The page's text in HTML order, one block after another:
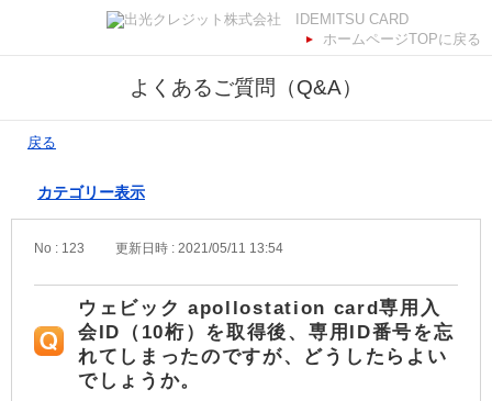
ホームページTOPに戻る
よくあるご質問（Q&A）
戻る
カテゴリー表示
No : 123 更新日時 : 2021/05/11 13:54
ウェビック apollostation card専用入
会ID（10桁）を取得後、専用ID番号を忘
れてしまったのですが、どうしたらよい
でしょうか。